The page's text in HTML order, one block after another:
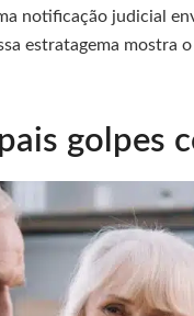
notificação judicial
estratagema mostra
golpes